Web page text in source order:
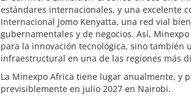
estándares internacionales, y una excelente
Internacional Jomo Kenyatta, una red vial
gubernamentales y de negocios. Así,
para la innovación tecnológica, sino también
infraestructural en una de las regiones más
La Minexpo Africa tiene lugar anualmente, y
previsiblemente en julio 2027 en Nairobi.